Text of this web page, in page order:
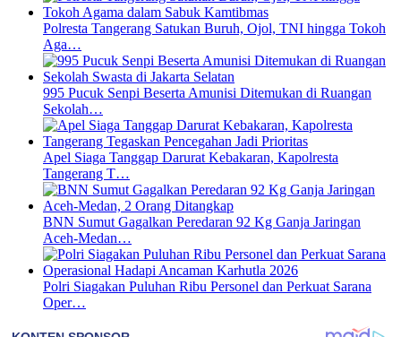
Polresta Tangerang Satukan Buruh, Ojol, TNI hingga Tokoh
Aga…
995 Pucuk Senpi Beserta Amunisi Ditemukan di Ruangan
Sekolah…
Apel Siaga Tanggap Darurat Kebakaran, Kapolresta
Tangerang T…
BNN Sumut Gagalkan Peredaran 92 Kg Ganja Jaringan
Aceh-Medan…
Polri Siagakan Puluhan Ribu Personel dan Perkuat Sarana
Oper…